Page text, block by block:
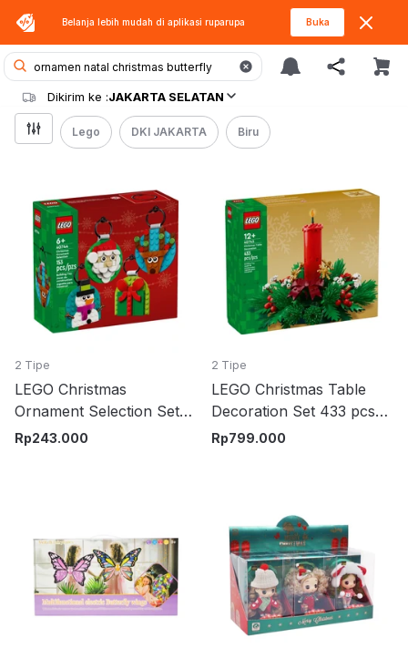
Belanja lebih mudah di aplikasi ruparupa Buka
Dikirim ke :JAKARTA SELATAN
Lego DKI JAKARTA Biru
2 Tipe
LEGO Christmas
Ornament Selection Set
153 pcs 40744 - Mix
Rp243.000
2 Tipe
LEGO Christmas Table
Decoration Set 433 pcs
40743 - Merah
Rp799.000